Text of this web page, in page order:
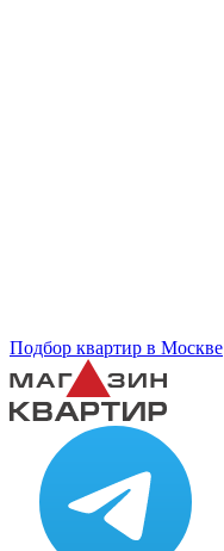
Подбор квартир в Москве